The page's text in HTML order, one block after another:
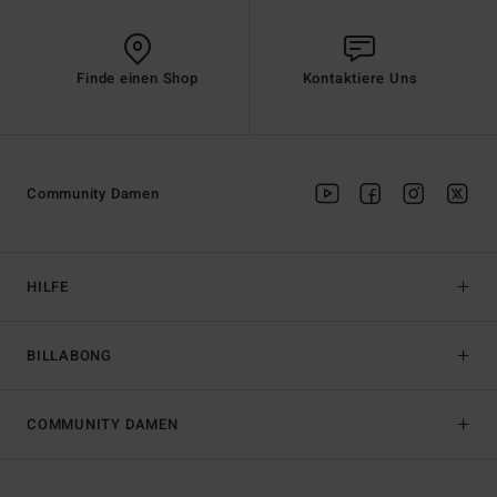
Finde einen Shop Kontaktiere Uns
HILFE
BILLABONG
Community Damen
COMMUNITY DAMEN